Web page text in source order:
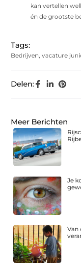
kan vertellen
én de grootste
Tags:
Bedrijven,vacature
Delen:
Meer Berichten
Je
Van